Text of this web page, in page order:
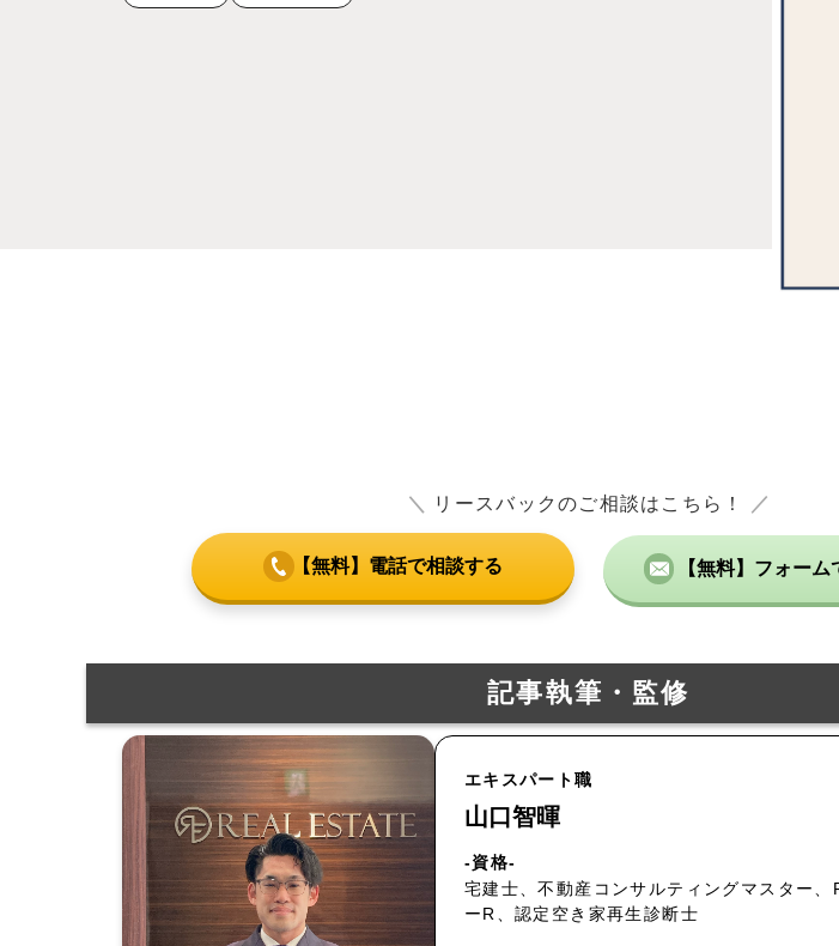
＼ リースバックのご相談はこちら！ ／
【無料】電話で相談する 【無料】フォー
記事執筆・監修
エキスパート職
山口智暉
-資格-
宅建士、不動産コンサルティングマスター
ーR、認定空き家再生診断士